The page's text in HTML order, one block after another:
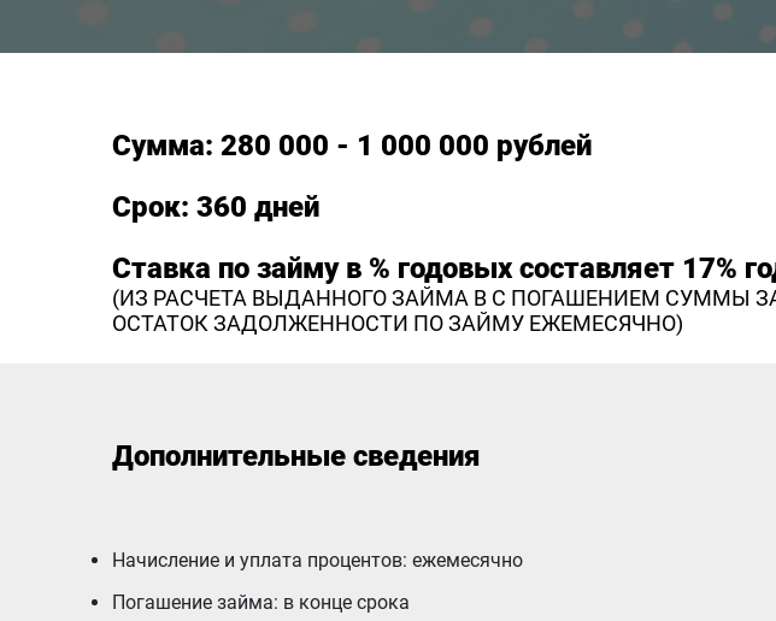
Сумма: 280 000 - 1 000 000 рублей
Срок: 360 дней
Ставка по займу в % годовых составляет 17%
(ИЗ РАСЧЕТА ВЫДАННОГО ЗАЙМА В С ПОГАШЕНИЕМ СУММЫ
ОСТАТОК ЗАДОЛЖЕННОСТИ ПО ЗАЙМУ ЕЖЕМЕСЯЧНО)
Дополнительные сведения
Начисление и уплата процентов: ежемесячно
Погашение займа: в конце срока